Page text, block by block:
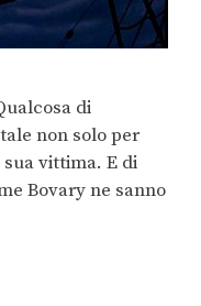
di
non solo per
sua vittima. E di
Bovary ne sanno